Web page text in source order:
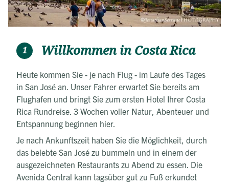
1 Willkommen in Costa Rica
Heute kommen Sie - je nach Flug - im Laufe des Tages
in San José an. Unser Fahrer erwartet Sie bereits am
Flughafen und bringt Sie zum ersten Hotel Ihrer Costa
Rica Rundreise. 3 Wochen voller Natur, Abenteuer und
Entspannung beginnen hier.
Je nach Ankunftszeit haben Sie die Möglichkeit, durch
das belebte San José zu bummeln und in einem der
ausgezeichneten Restaurants zu Abend zu essen. Die
Avenida Central kann tagsüber gut zu Fuß erkundet